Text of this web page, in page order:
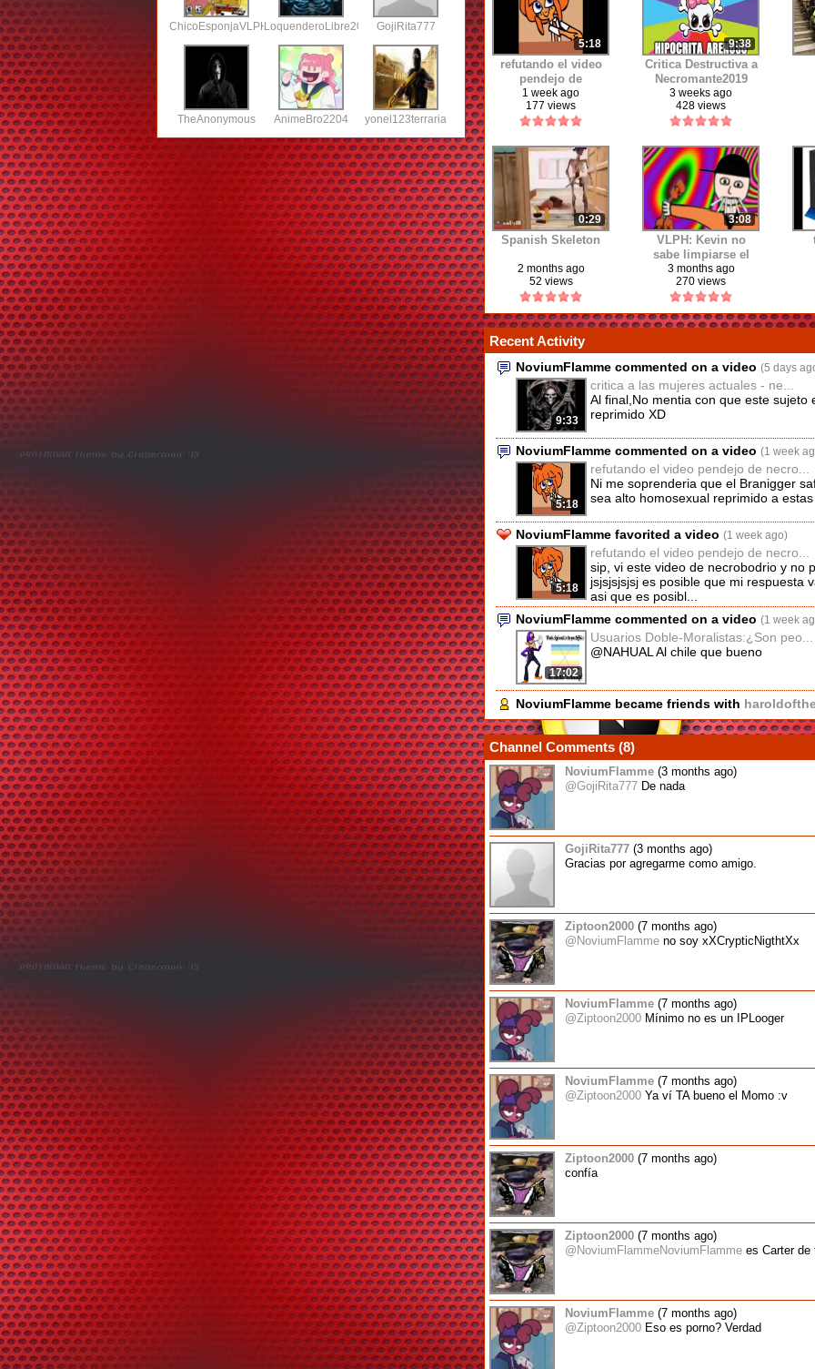
ChicoEsponjaVLPHLoquenderoLibre2026 GojiRita777
TheAnonymous AnimeBro2204 yonel123terraria
5:18
refutando el video
pendejo de
necromante llamado
"critica destructiva a
los homosexuales y
1 week ago
177 views
9:38
Critica Destructiva a
Necromante2019
3 weeks ago
428 views
0:29
Spanish Skeleton
2 months ago
52 views
3:08
VLPH: Kevin no
sabe limpiarse el
culo (?
3 months ago
270 views
Recent Activity
NoviumFlamme commented on a video (5 days
9:33
critica a las mujeres actuales - ne...
Al final,No mentia con que este sujeto
reprimido XD
NoviumFlamme commented on a video (1 week
5:18
refutando el video pendejo de necro...
Ni me soprenderia que el Branigger
sea alto homosexual reprimido a
NoviumFlamme favorited a video (1 week ago)
5:18
refutando el video pendejo de necro...
sip, vi este video de necrobodrio y no
jsjsjsjsjsj es posible que mi respuesta
asi que es posibl...
NoviumFlamme commented on a video (1 week
17:02
Usuarios Doble-Moralistas:¿Son peo...
@NAHUAL Al chile que bueno
NoviumFlamme became friends with
Channel Comments (8)
NoviumFlamme (3 months ago)
@GojiRita777 De nada
GojiRita777 (3 months ago)
Gracias por agregarme como amigo.
Ziptoon2000 (7 months ago)
@NoviumFlamme no soy xXCrypticNigthtXx
NoviumFlamme (7 months ago)
@Ziptoon2000 Mínimo no es un IPLooger
NoviumFlamme (7 months ago)
@Ziptoon2000 Ya ví TA bueno el Momo :v
Ziptoon2000 (7 months ago)
confía
Ziptoon2000 (7 months ago)
@NoviumFlammeNoviumFlamme es Carter de
NoviumFlamme (7 months ago)
@Ziptoon2000 Eso es porno? Verdad